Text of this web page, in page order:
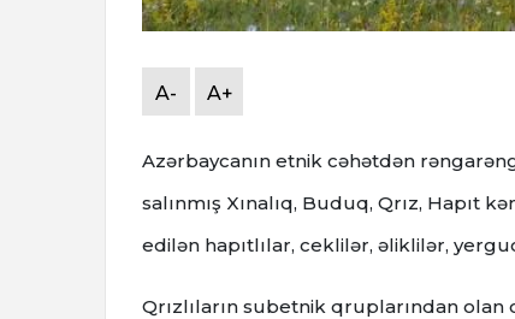
A- A+
Azərbaycanın etnik cəhətdən
salınmış Xınalıq, Buduq, Qrız, Hapıt
edilən hapıtlılar, ceklilər, əliklilər,
Qrızlıların subetnik qruplarından